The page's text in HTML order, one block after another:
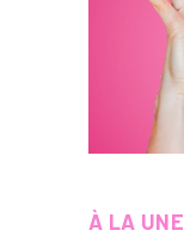
À LA UNE